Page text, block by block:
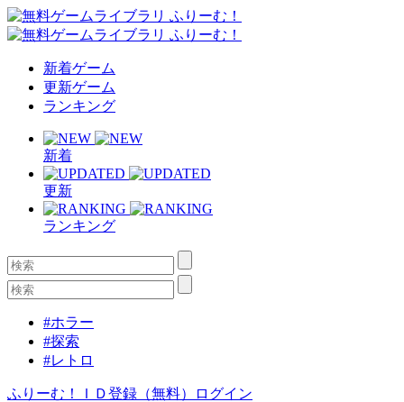
新着ゲーム
更新ゲーム
ランキング
新着
更新
ランキング
#ホラー
#探索
#レトロ
ふりーむ！ＩＤ登録（無料） ログイン